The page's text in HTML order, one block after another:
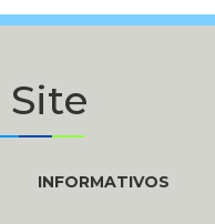
INFORMATIVOS